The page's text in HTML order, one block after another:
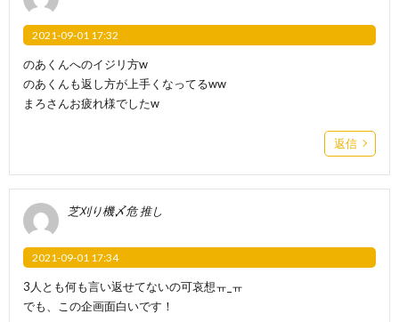
2021-09-01 17:32
のあくんへのイジリ方w
のあくんも返し方が上手くなってるww
まろさんお疲れ様でしたw
返信
芝刈り機〆危 推し
2021-09-01 17:34
3人とも何も言い返せてないの可哀想‪ㅠ_ㅠ‬
でも、この企画面白いです！